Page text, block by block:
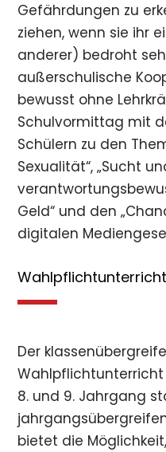
Gefährdungen zu
ziehen, wenn sie ihr
anderer) bedroht
außerschulische
bewusst ohne
Schulvormittag mit
Schülern zu den
Sexualität“, „Sucht
Geld“ und den
digitalen
Der
8. und 9. Jahrgang
bietet die